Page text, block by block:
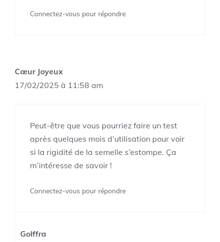
Connectez-vous pour répondre
Cœur Joyeux
17/02/2025 à 11:58 am
Peut-être que vous pourriez faire un test
après quelques mois d’utilisation pour voir
si la rigidité de la semelle s’estompe. Ça
m’intéresse de savoir !
Connectez-vous pour répondre
Golffra